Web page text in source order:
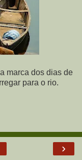
marca dos dias de
para o rio.
›